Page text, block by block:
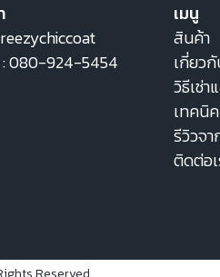
080-924-5454
เมนู
สินค้า
เกี่ยวกั
วิธีเช่า
เทคนิ
รีวิวจ
ติดต่อ